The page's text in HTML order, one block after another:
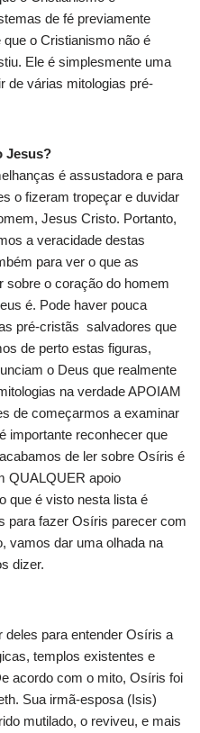
de fé previamente
o Cristianismo não é
Ele é simplesmente uma
de várias mitologias pré-
Jesus?
é assustadora e para
o fizeram tropeçar e duvidar
Jesus Cristo. Portanto,
a veracidade destas
para ver o que as
sobre o coração do homem
é. Pode haver pouca
pré-cristãs salvadores que
de perto estas figuras,
o Deus que realmente
na verdade APOIAM
de começarmos a examinar
importante reconhecer que
de ler sobre Osíris é
QUALQUER apoio
que é visto nesta lista é
para fazer Osíris parecer com
vamos dar uma olhada na
dizer.
para entender Osíris a
templos existentes e
acordo com o mito, Osíris foi
Sua irmã-esposa (Isis)
mutilado, o reviveu, e mais